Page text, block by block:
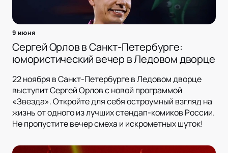
9 июня
Сергей Орлов в Санкт-Петербурге:
юмористический вечер в Ледовом дворце
22 ноября в Санкт-Петербурге в Ледовом дворце
выступит Сергей Орлов с новой программой
«Звезда». Откройте для себя остроумный взгляд на
жизнь от одного из лучших стендап-комиков России.
Не пропустите вечер смеха и искрометных шуток!